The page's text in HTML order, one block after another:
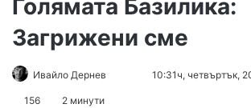
Голямата Базилика:
Загрижени сме
Ивайло Дернев 10:31ч, четвъртък,
156 2 минути